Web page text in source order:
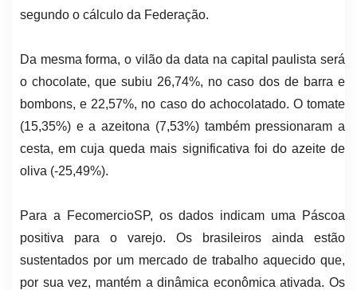
segundo o cálculo da Federação.
Da mesma forma, o vilão da data na capital paulista será
o chocolate, que subiu 26,74%, no caso dos de barra e
bombons, e 22,57%, no caso do achocolatado. O tomate
(15,35%) e a azeitona (7,53%) também pressionaram a
cesta, em cuja queda mais significativa foi do azeite de
oliva (-25,49%).
Para a FecomercioSP, os dados indicam uma Páscoa
positiva para o varejo. Os brasileiros ainda estão
sustentados por um mercado de trabalho aquecido que,
por sua vez, mantém a dinâmica econômica ativada. Os